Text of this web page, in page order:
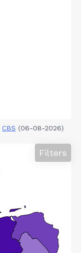
CBS (06-08-2026)
Filters